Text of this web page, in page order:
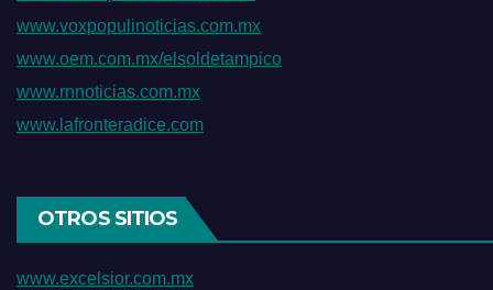
www.voxpopulinoticias.com.mx
www.oem.com.mx/elsoldetampico
www.rnnoticias.com.mx
www.lafronteradice.com
OTROS SITIOS
www.excelsior.com.mx